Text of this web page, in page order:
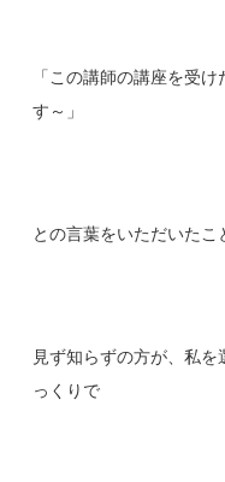
「この講師の講座を受
す～」
との言葉をいただいたこ
見ず知らずの方が、私
っくりで